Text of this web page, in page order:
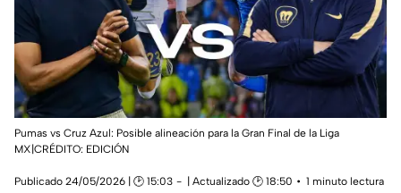
Pumas vs Cruz Azul: Posible alineación para la Gran Final de la Liga
MX|CRÉDITO: EDICIÓN
Publicado 24/05/2026 | 🕑 15:03 | Actualizado 🕑 18:50
1 minuto lectura